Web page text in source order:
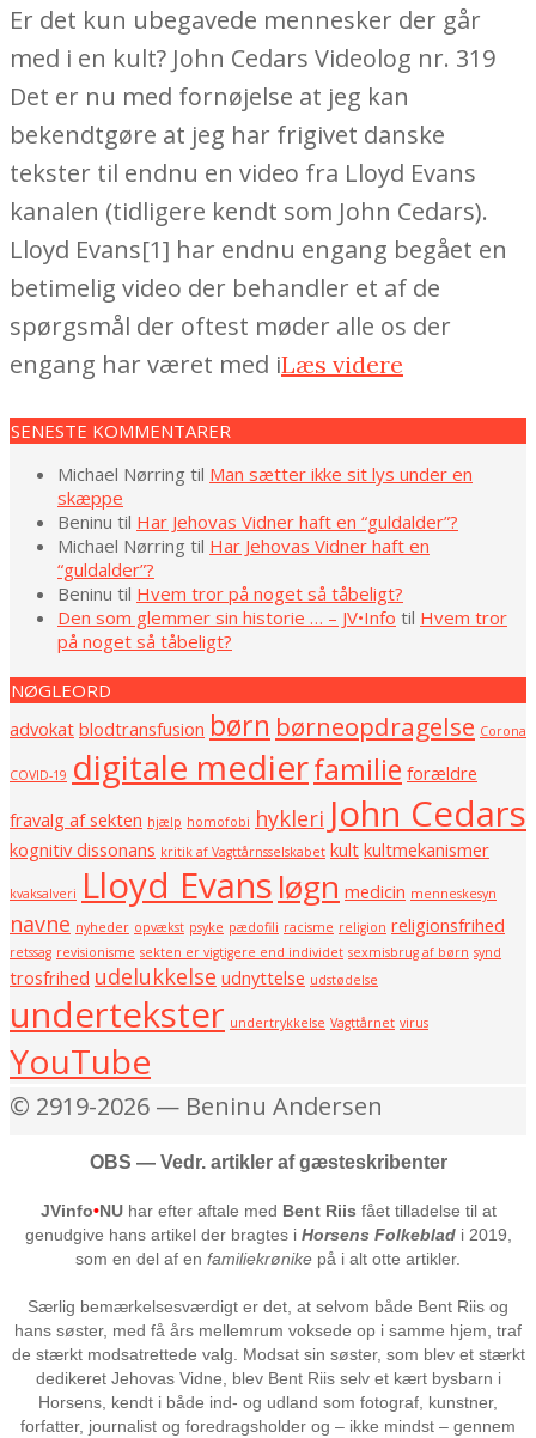
Er det kun ubegavede mennesker der går
med i en kult? John Cedars Videolog nr. 319
Det er nu med fornøjelse at jeg kan
bekendtgøre at jeg har frigivet danske
tekster til endnu en video fra Lloyd Evans
kanalen (tidligere kendt som John Cedars).
Lloyd Evans[1] har endnu engang begået en
betimelig video der behandler et af de
spørgsmål der oftest møder alle os der
engang har været med iLæs videre
SENESTE KOMMENTARER
Michael Nørring til Man sætter ikke sit lys under en
skæppe
Beninu til Har Jehovas Vidner haft en “guldalder”?
Michael Nørring til Har Jehovas Vidner haft en
“guldalder”?
Beninu til Hvem tror på noget så tåbeligt?
Den som glemmer sin historie … – JV•Info til Hvem tror
på noget så tåbeligt?
NØGLEORD
advokat blodtransfusion børn børneopdragelse Corona
COVID-19 digitale medierfamilie forældre
fravalg af sekten hjælp homofobi hykleri John Cedars
kognitiv dissonans kritik af Vagttårnsselskabet kult kultmekanismer
kvaksalveri Lloyd Evansløgn medicin menneskesyn
navne nyheder opvækst psyke pædofili racisme religion religionsfrihed
retssag revisionisme sekten er vigtigere end individet sexmisbrug af børn synd
trosfrihed udelukkelse udnyttelse udstødelse
undertekster undertrykkelse Vagttårnet virus
YouTube
© 2919-2026 — Beninu Andersen
OBS — Vedr. artikler af gæsteskribenter
JVinfo•NUhar efter aftale med Bent Riis fået tilladelse til at
genudgive hans artikel der bragtes i Horsens Folkeblad i 2019,
som en del af en familiekrønike på i alt otte artikler.
Særlig bemærkelsesværdigt er det, at selvom både Bent Riis og
hans søster, med få års mellemrum voksede op i samme hjem, traf
de stærkt modsatrettede valg. Modsat sin søster, som blev et stærkt
dedikeret Jehovas Vidne, blev Bent Riis selv et kært bysbarn i
Horsens, kendt i både ind- og udland som fotograf, kunstner,
forfatter, journalist og foredragsholder og – ikke mindst – gennem